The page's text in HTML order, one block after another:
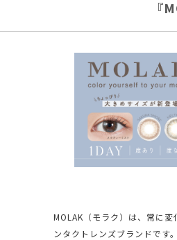
『
MOLAK（モラク）は、常に
ンタクトレンズブランドです